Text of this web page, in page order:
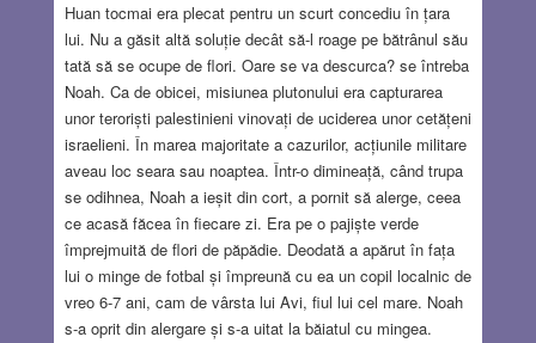
Huan tocmai era plecat pentru un scurt concediu în țara
lui. Nu a găsit altă soluție decât să-l roage pe bătrânul său
tată să se ocupe de flori. Oare se va descurca? se întreba
Noah. Ca de obicei, misiunea plutonului era capturarea
unor teroriști palestinieni vinovați de uciderea unor cetățeni
israelieni. În marea majoritate a cazurilor, acțiunile militare
aveau loc seara sau noaptea. Într-o dimineață, când trupa
se odihnea, Noah a ieșit din cort, a pornit să alerge, ceea
ce acasă făcea în fiecare zi. Era pe o pajiște verde
împrejmuită de flori de păpădie. Deodată a apărut în fața
lui o minge de fotbal și împreună cu ea un copil localnic de
vreo 6-7 ani, cam de vârsta lui Avi, fiul lui cel mare. Noah
s-a oprit din alergare și s-a uitat la băiatul cu mingea.